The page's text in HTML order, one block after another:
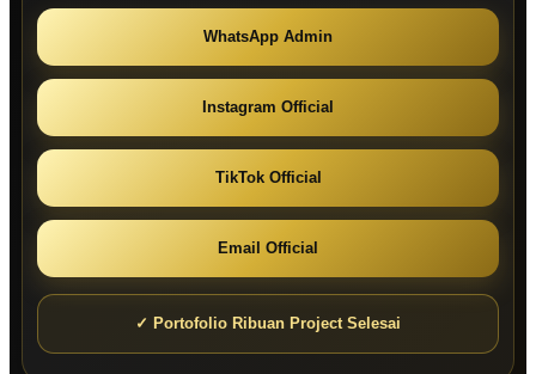
WhatsApp Admin
Instagram Official
TikTok Official
Email Official
✓ Portofolio Ribuan Project Selesai